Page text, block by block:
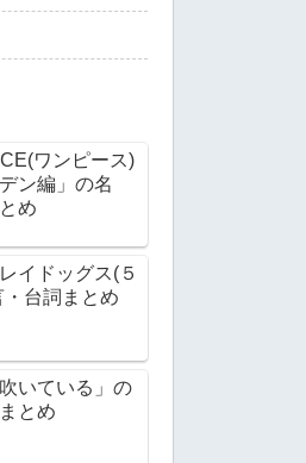
ワンピース)
ン編」の名
め
イドッグス(５
台詞まとめ
いている」の
とめ